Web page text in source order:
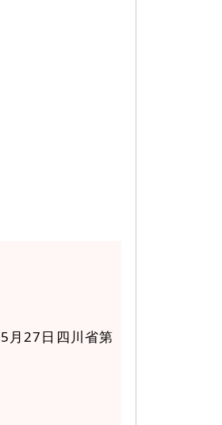
月27日四川省第